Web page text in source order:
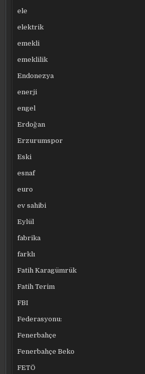
ele
elektrik
emekli
emeklilik
Endonezya
enerji
engel
Erdoğan
Erzurumspor
Eski
esnaf
euro
ev sahibi
Eylül
fabrika
farklı
Fatih Karagümrük
Fatih Terim
FBI
Federasyonu:
Fenerbahçe
Fenerbahçe Beko
FETÖ